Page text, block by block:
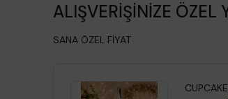
ALIŞVERİŞİNİZE ÖZEL
SANA ÖZEL FİYAT